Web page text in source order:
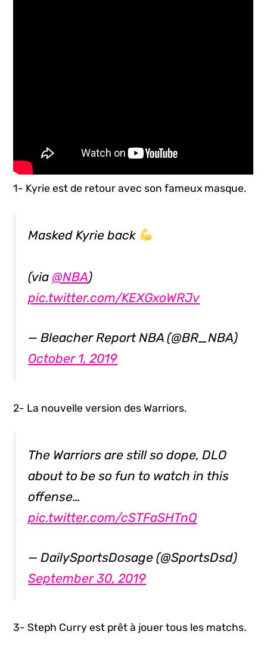
1- Kyrie est de retour avec son fameux masque.
Masked Kyrie back
(via @NBA)
pic.twitter.com/KEXGxoWRJv
— Bleacher Report NBA (@BR_NBA)
October 1, 2019
2- La nouvelle version des Warriors.
The Warriors are still so dope, DLO
about to be so fun to watch in this
offense…
pic.twitter.com/cSTFaSHTnQ
— DailySportsDosage (@SportsDsd)
September 30, 2019
3- Steph Curry est prêt à jouer tous les matchs.